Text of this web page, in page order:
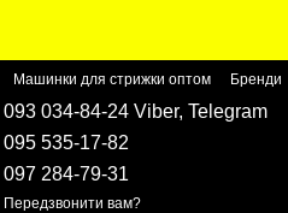
Машинки для стрижки оптом Бренди
093 034-84-24 Viber, Telegram
095 535-17-82
097 284-79-31
Передзвонити вам?